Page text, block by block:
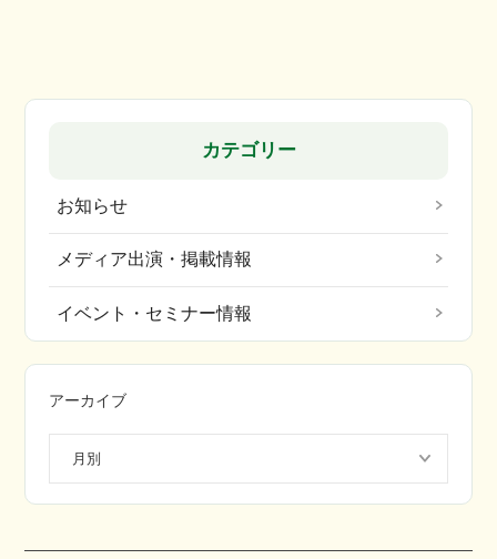
カテゴリー
お知らせ
メディア出演・掲載情報
イベント・セミナー情報
アーカイブ